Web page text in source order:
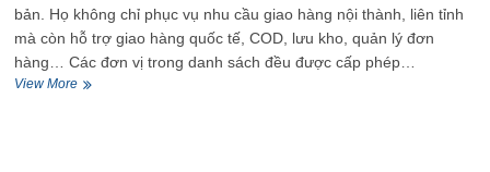
bản. Họ không chỉ phục vụ nhu cầu giao hàng nội thành, liên tỉnh
mà còn hỗ trợ giao hàng quốc tế, COD, lưu kho, quản lý đơn
hàng… Các đơn vị trong danh sách đều được cấp phép…
View MoreGiao